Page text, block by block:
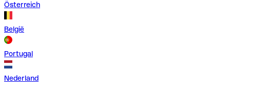
Österreich
België
Portugal
Nederland